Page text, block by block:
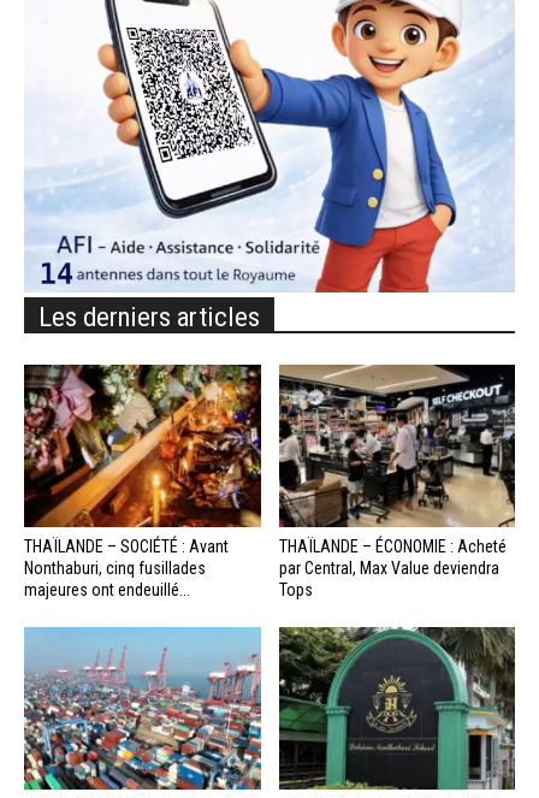
Les derniers articles
THAÏLANDE – SOCIÉTÉ : Avant
Nonthaburi, cinq fusillades
majeures ont endeuillé...
THAÏLANDE – ÉCONOMIE : Acheté
par Central, Max Value deviendra
Tops